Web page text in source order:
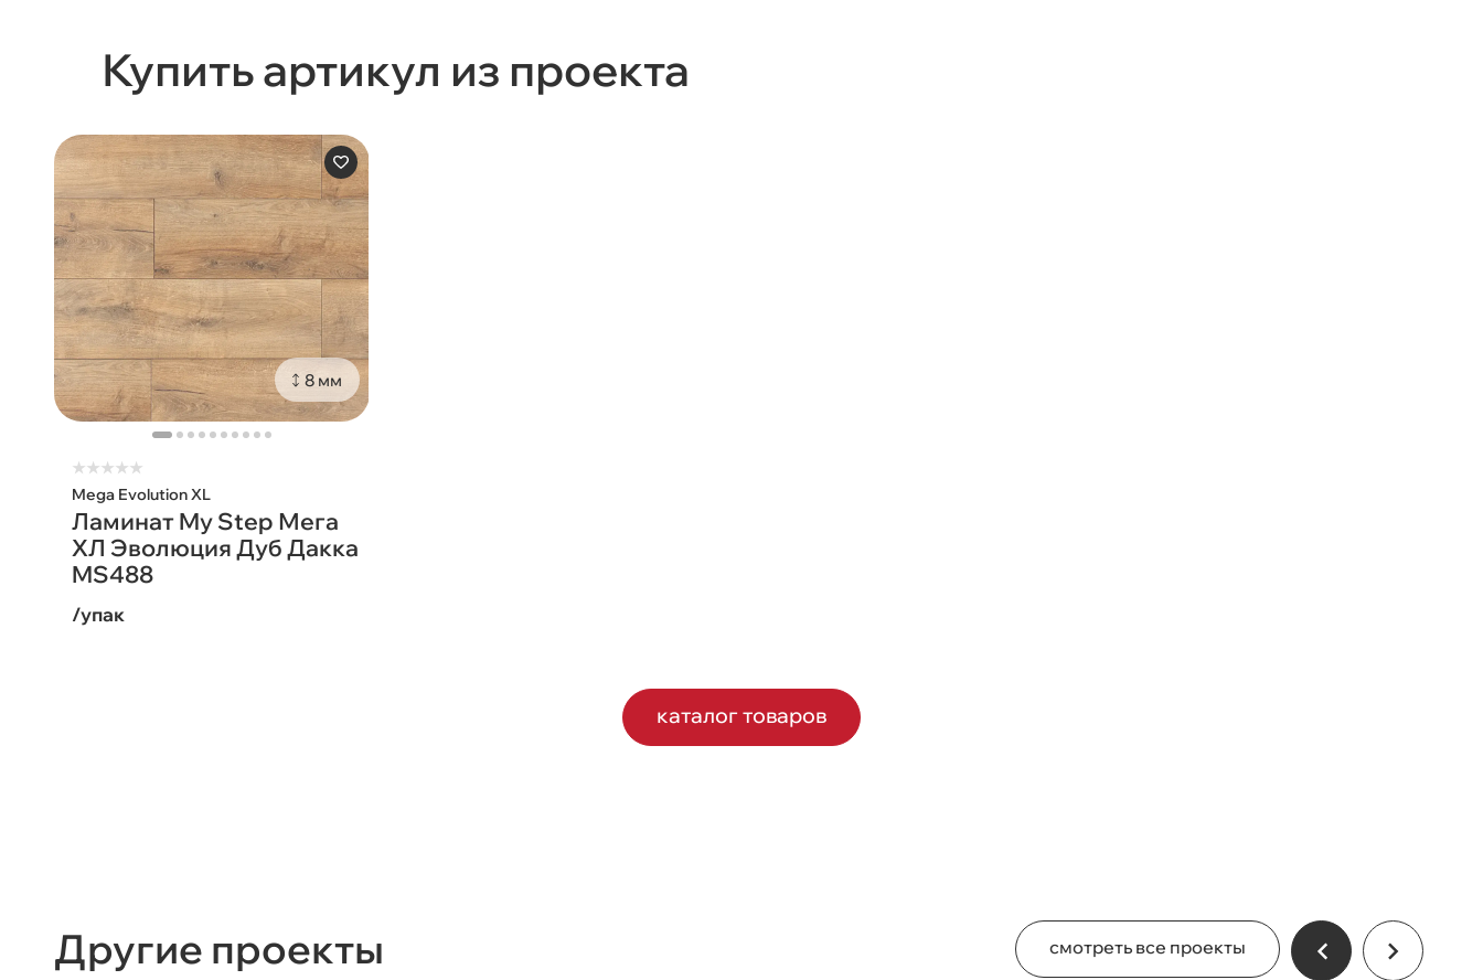
Купить артикул из проекта
8 мм
★★★★★
Mega Evolution XL
Ламинат My Step Мега
ХЛ Эволюция Дуб Дакка
MS488
/упак
каталог товаров
Другие проекты смотреть все проекты